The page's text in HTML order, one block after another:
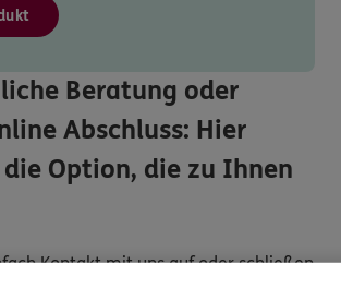
Beratung oder
Abschluss: Hier
Option, die zu Ihnen
Kontakt mit uns auf oder schließen